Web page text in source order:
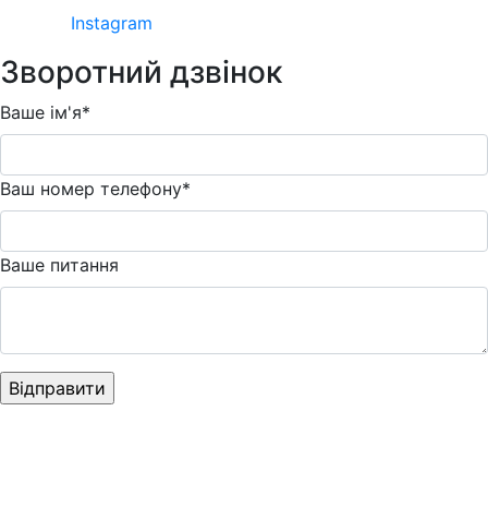
Instagram
Зворотний дзвінок
Ваше ім'я*
Ваш номер телефону*
Ваше питання